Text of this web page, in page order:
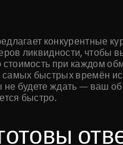
конкурентные
ликвидности, чтобы
при каждом
самых быстрых времён
не будете ждать — ваш
быстро.